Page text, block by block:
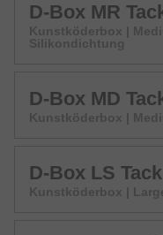
D-Box MR
Kunstköderbox |
Silikondichtung
D-Box MD
Kunstköderbox |
D-Box LS
Kunstköderbox |